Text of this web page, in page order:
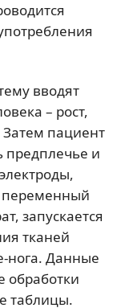
вводят
– рост,
Затем пациент
предплечье и
переменный
запускается
тканей
нога. Данные
обработки
таблицы.